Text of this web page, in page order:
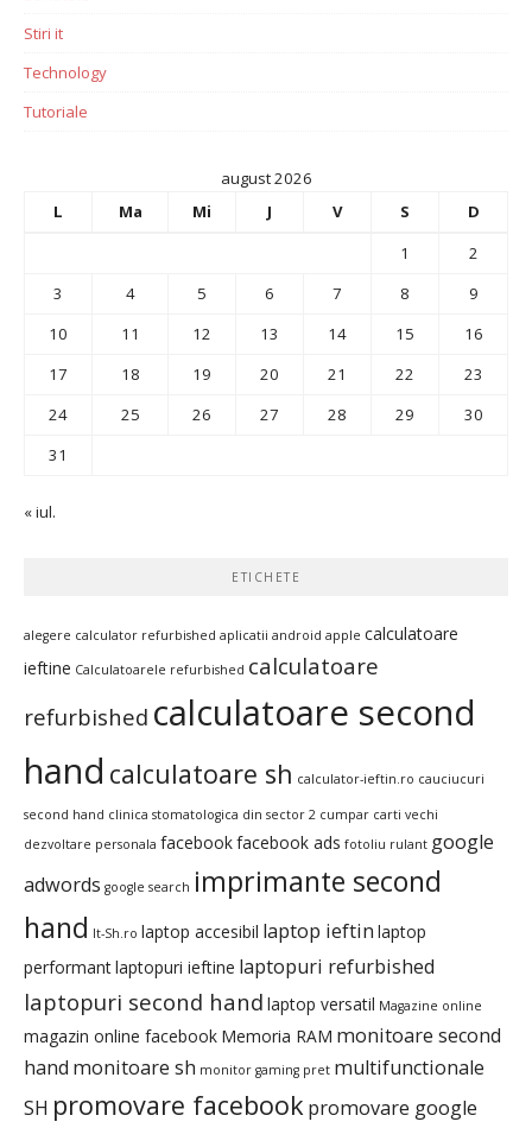
Stiri it
Technology
Tutoriale
august 2026
L
Ma Mi J V S
D
1
2
3
4 5 6 7 8
9
10
11 12 13 14 15
16
17
18 19 20 21 22
23
24
25 26 27 28 29
30
31
« iul.
ETICHETE
alegere calculator refurbished aplicatii android apple calculatoare
ieftine Calculatoarele refurbished calculatoare
refurbished calculatoare second
hand calculatoare sh calculator-ieftin.ro cauciucuri
second hand clinica stomatologica din sector 2 cumpar carti vechi
dezvoltare personala facebookfacebook ads fotoliu rulant google
adwords google search imprimante second
hand It-Sh.ro laptop accesibil laptop ieftin laptop
performantlaptopuri ieftine laptopuri refurbished
laptopuri second hand laptop versatil Magazine online
magazin online facebook Memoria RAM monitoare second
hand monitoare sh monitor gaming pret multifunctionale
SH promovare facebookpromovare google